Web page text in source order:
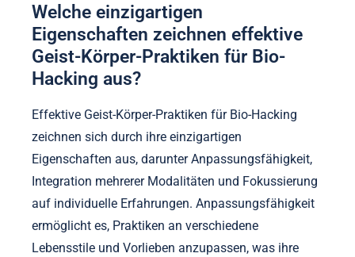
Welche einzigartigen
Eigenschaften zeichnen effektive
Geist-Körper-Praktiken für Bio-
Hacking aus?
Effektive Geist-Körper-Praktiken für Bio-Hacking
zeichnen sich durch ihre einzigartigen
Eigenschaften aus, darunter Anpassungsfähigkeit,
Integration mehrerer Modalitäten und Fokussierung
auf individuelle Erfahrungen. Anpassungsfähigkeit
ermöglicht es, Praktiken an verschiedene
Lebensstile und Vorlieben anzupassen, was ihre